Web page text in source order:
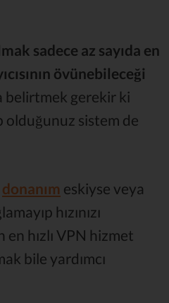
sadece az sayıda en
övünebileceği
belirtmek gerekir ki
olduğunuz sistem de
donanım eskiyse veya
hızınızı
hızlı VPN hizmet
bile yardımcı